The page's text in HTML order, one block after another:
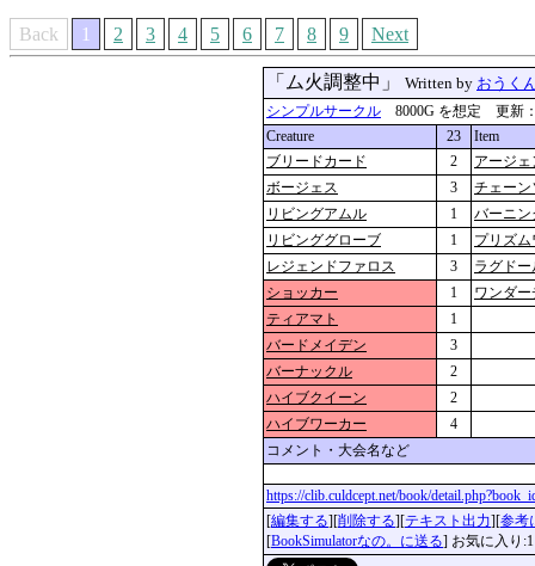
Back 1 2 3 4 5 6 7 8 9 Next
「ム火調整中」 Written by おうく
シンプルサークル 8000G を想定 更新：
Creature
23
Item
ブリードカード
2
アージ
ボージェス
3
チェーン
リビングアムル
1
バーニン
リビンググローブ
1
プリズ
レジェンドファロス
3
ラグドー
ショッカー
1
ワンダ
ティアマト
1
バードメイデン
3
バーナックル
2
ハイブクイーン
2
ハイブワーカー
4
コメント・大会名など
https://clib.culdcept.net/book/
[編集する][削除する][テキスト出力][参考
[BookSimulatorなの。に送る] お気に入り:1